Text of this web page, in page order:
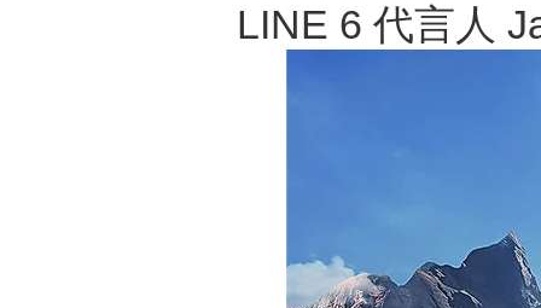
LINE 6 代言人